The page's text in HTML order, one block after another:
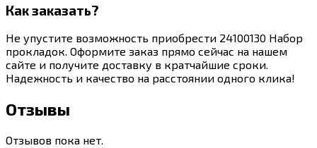
Как заказать?
Не упустите возможность приобрести 24100130 Набор
прокладок. Оформите заказ прямо сейчас на нашем
сайте и получите доставку в кратчайшие сроки.
Надежность и качество на расстоянии одного клика!
Отзывы
Отзывов пока нет.